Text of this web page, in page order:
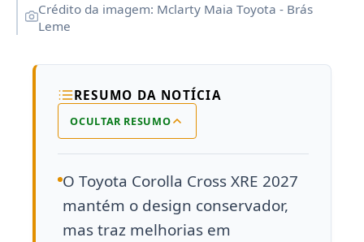
Crédito da imagem: Mclarty Maia Toyota - Brás
Leme
RESUMO DA NOTÍCIA
OCULTAR RESUMO
O Toyota Corolla Cross XRE 2027
mantém o design conservador,
mas traz melhorias em